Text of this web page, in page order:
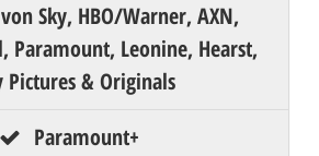
Sky, HBO/Warner, AXN,
Paramount, Leonine, Hearst,
Pictures & Originals
Paramount+